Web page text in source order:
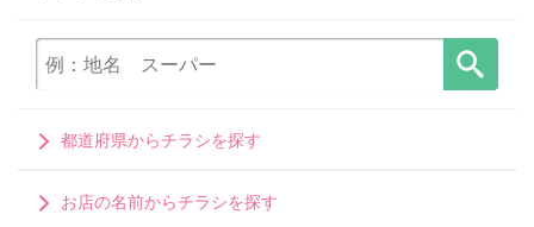
都道府県からチラシを探す
お店の名前からチラシを探す